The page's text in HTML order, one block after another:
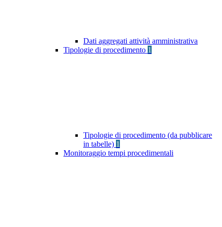
Dati aggregati attività amministrativa
Tipologie di procedimento 1
Tipologie di procedimento (da pubblicare
in tabelle) 1
Monitoraggio tempi procedimentali